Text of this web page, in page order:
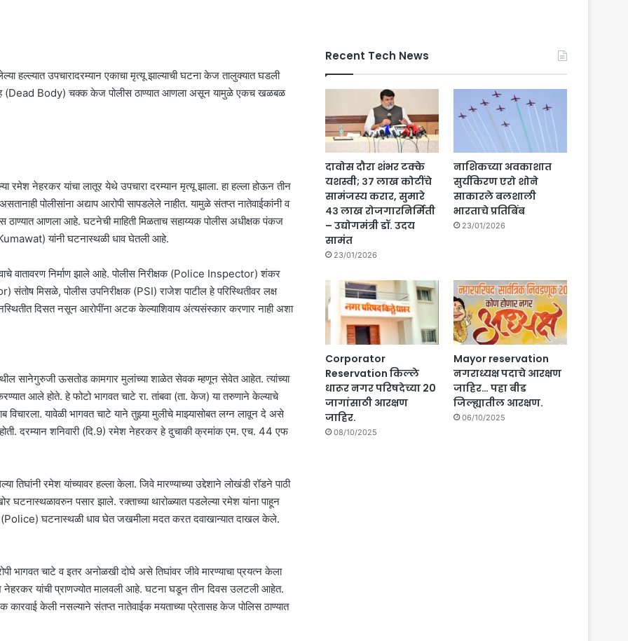
हल्ल्यात उपचारादरम्यान एकाचा मृत्यू झाल्याची घटना केज तालुक्यात घडली
(Dead Body) चक्क केज पोलीस ठाण्यात आणला असून यामुळे एकच खळबळ
नेहरकर यांचा लातूर येथे उपचारा दरम्यान मृत्यू झाला. हा हल्ला होऊन तीन
पोलीसांना अद्याप आरोपी सापडलेले नाहीत. यामुळे संतप्त नातेवाईकांनी व
ठाण्यात आणला आहे. घटनेची माहिती मिळताच सहाय्यक पोलीस अधीक्षक पंकज
यांनी घटनास्थळी धाव घेतली आहे.
वातावरण निर्माण झाले आहे. पोलीस निरीक्षक (Police Inspector) शंकर
मिसळे, पोलीस उपनिरीक्षक (PSI) राजेश पाटील हे परिस्थितीवर लक्ष
दिसत नसून आरोपींना अटक केल्याशिवाय अंत्यसंस्कार करणार नाही अशा
सानेगुरुजी ऊसतोड कामगार मुलांच्या शाळेत सेवक म्हणून सेवेत आहेत. त्यांच्या
आले होते. हे फोटो भागवत चाटे रा. तांबवा (ता. केज) या तरुणाने केल्याचे
यावेळी भागवत चाटे याने तुझ्या मुलीचे माझ्यासोबत लग्न लावून दे असे
दरम्यान शनिवारी (दि.9) रमेश नेहरकर हे दुचाकी क्रमांक एम. एच. 44 एफ
तिघांनी रमेश यांच्यावर हल्ला केला. जिवे मारण्याच्या उद्देशाने लोखंडी रॉडने पाठी
पसार झाले. रक्ताच्या थारोळ्यात पडलेल्या रमेश यांना पाहून
(Police) घटनास्थळी धाव घेत जखमीला मदत करत दवाखान्यात दाखल केले.
भागवत चाटे व इतर अनोळखी दोघे असे तिघांवर जीवे मारण्याचा प्रयत्न केला
नेहरकर यांची प्राणज्योत मालवली आहे. घटना घडून तीन दिवस उलटली आहेत.
केली नसल्याने संतप्त नातेवाईक मयताच्या प्रेतासह केज पोलिस ठाण्यात
Recent Tech News
दावोस दौरा शंभर टक्के
यशस्वी; ३७ लाख कोटींचे
सामंजस्य करार, सुमारे
४३ लाख रोजगारनिर्मिती
– उद्योगमंत्री डॉ. उदय
सामंत
23/01/2026
नाशिकच्या अवकाशात
सुर्यकिरण एरो शोने
साकारले बलशाली
भारताचे प्रतिबिंब
23/01/2026
Corporator
Reservation किल्ले
धारूर नगर परिषदेच्या 20
जागांसाठी आरक्षण
जाहिर.
08/10/2025
Mayor reservation
नगराध्यक्ष पदाचे आरक्षण
जाहिर… पहा बीड
जिल्ह्यातील आरक्षण.
06/10/2025